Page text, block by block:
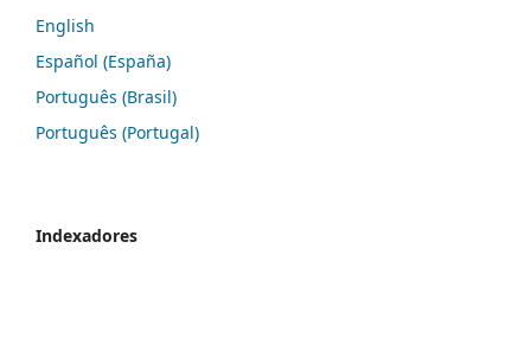
English
Español (España)
Português (Brasil)
Português (Portugal)
Indexadores